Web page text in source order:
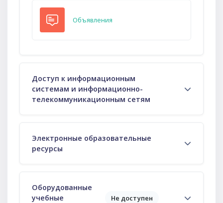
Объявления
Доступ к информационным
системам и информационно-
телекоммуникационным сетям
Электронные образовательные
ресурсы
Оборудованные
учебные
Не доступен